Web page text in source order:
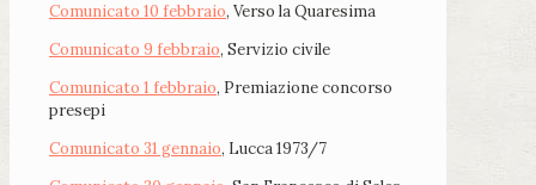
Comunicato 10 febbraio, Verso la Quaresima
Comunicato 9 febbraio, Servizio civile
Comunicato 1 febbraio, Premiazione concorso
presepi
Comunicato 31 gennaio, Lucca 1973/7